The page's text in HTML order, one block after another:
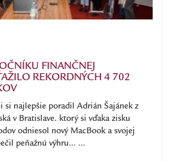
FINANČNEJ
REKORDNÝCH 4 702
si najlepšie poradil Adrián Šajánek z
v Bratislave. ktorý si vďaka zisku
odniesol nový MacBook a svojej
peňažnú výhru... ...